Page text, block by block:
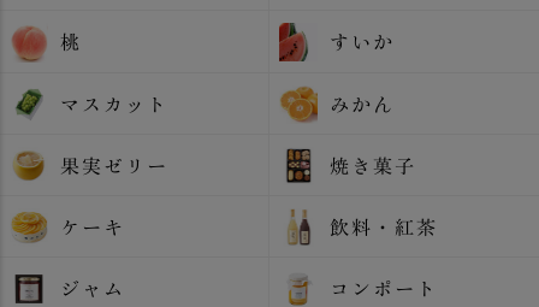
桃 すいか
マスカット みかん
果実ゼリー 焼き菓子
ケーキ 飲料・紅茶
ジャム コンポート